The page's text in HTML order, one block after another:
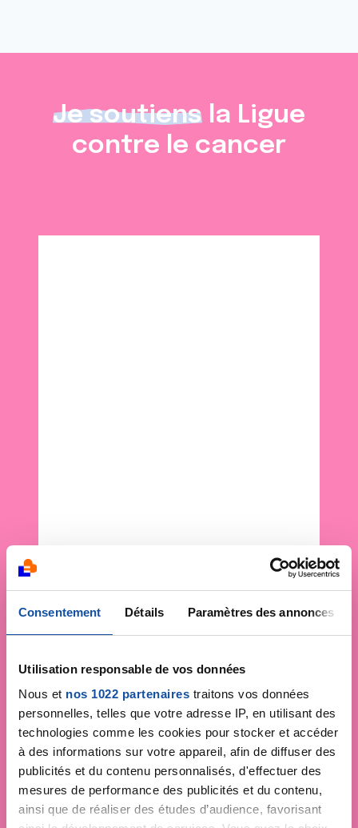
Consentement Détails Paramètres des annonces
Utilisation responsable de vos données
Nous et nos 1022 partenaires traitons vos données
personnelles, telles que votre adresse IP, en utilisant des
technologies comme les cookies pour stocker et accéder
à des informations sur votre appareil, afin de diffuser des
publicités et du contenu personnalisés, d'effectuer des
mesures de performance des publicités et du contenu,
ainsi que de réaliser des études d’audience, favorisant
Je soutiens la Ligue
contre le cancer